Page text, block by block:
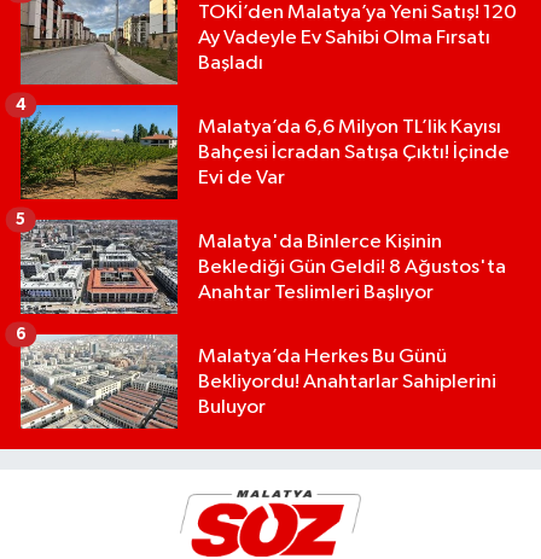
TOKİ’den Malatya’ya Yeni Satış! 120
Ay Vadeyle Ev Sahibi Olma Fırsatı
Başladı
Malatya’da 6,6 Milyon TL’lik Kayısı
Bahçesi İcradan Satışa Çıktı! İçinde
Evi de Var
4
Malatya'da Binlerce Kişinin
Beklediği Gün Geldi! 8 Ağustos'ta
Anahtar Teslimleri Başlıyor
5
Malatya’da Herkes Bu Günü
Bekliyordu! Anahtarlar Sahiplerini
Buluyor
6